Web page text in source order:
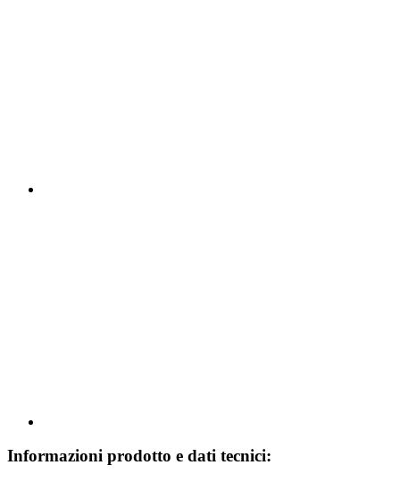
Informazioni prodotto e dati tecnici: